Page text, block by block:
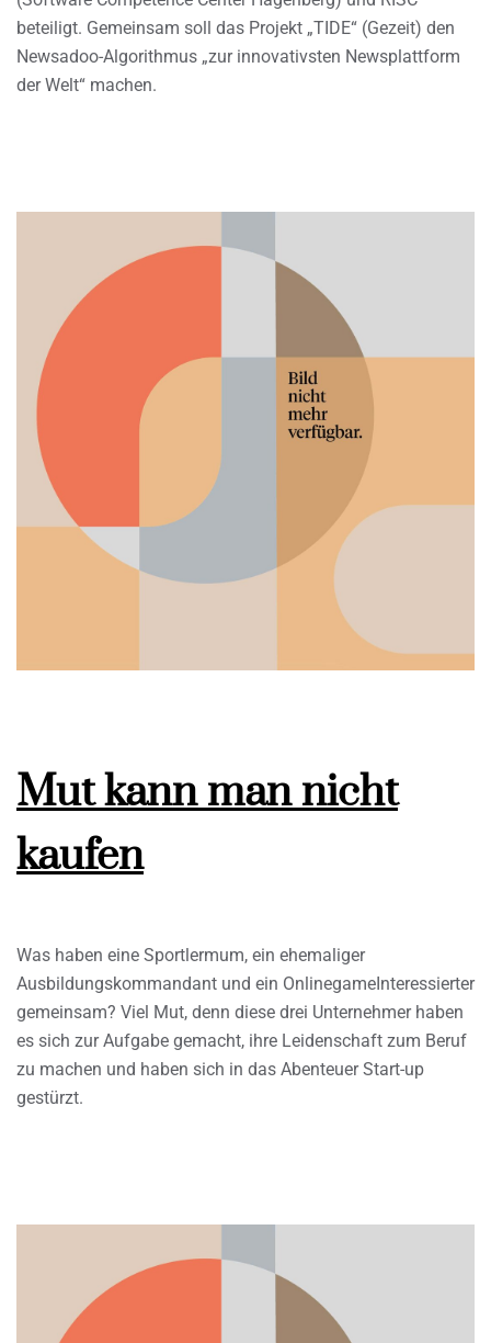
beteiligt. Gemeinsam soll das Projekt „TIDE“ (Gezeit) den
Newsadoo-Algorithmus „zur innovativsten Newsplattform
der Welt“ machen.
Mut kann man nicht
kaufen
Was haben eine Sportlermum, ein ehemaliger
Ausbildungskommandant und ein OnlinegameInteressierter
gemeinsam? Viel Mut, denn diese drei Unternehmer haben
es sich zur Aufgabe gemacht, ihre Leidenschaft zum Beruf
zu machen und haben sich in das Abenteuer Start-up
gestürzt.